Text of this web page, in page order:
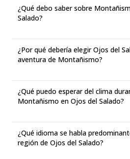
¿Qué debo saber sobre
Salado?
¿Por qué debería elegir Ojos del
aventura de Montañismo?
¿Qué puedo esperar del clima
Montañismo en Ojos del Salado?
¿Qué idioma se habla
región de Ojos del Salado?